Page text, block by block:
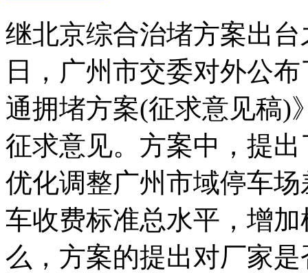
继北京综合治堵方案出
日，广州市交委对外公
通拥堵方案(征求意见稿)
征求意见。方案中，提
优化调整广州市域停车
车收费标准总水平，增
么，方案的提出对厂家